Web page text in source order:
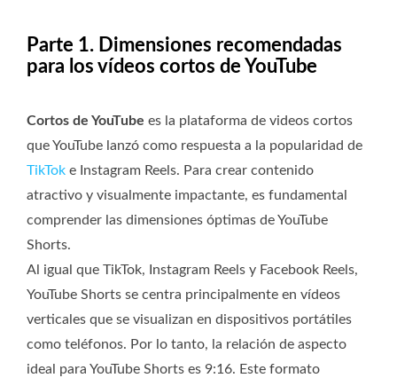
Parte 1. Dimensiones recomendadas
para los vídeos cortos de YouTube
Cortos de YouTube es la plataforma de videos cortos
que YouTube lanzó como respuesta a la popularidad de
TikTok e Instagram Reels. Para crear contenido
atractivo y visualmente impactante, es fundamental
comprender las dimensiones óptimas de YouTube
Shorts.
Al igual que TikTok, Instagram Reels y Facebook Reels,
YouTube Shorts se centra principalmente en vídeos
verticales que se visualizan en dispositivos portátiles
como teléfonos. Por lo tanto, la relación de aspecto
ideal para YouTube Shorts es 9:16. Este formato